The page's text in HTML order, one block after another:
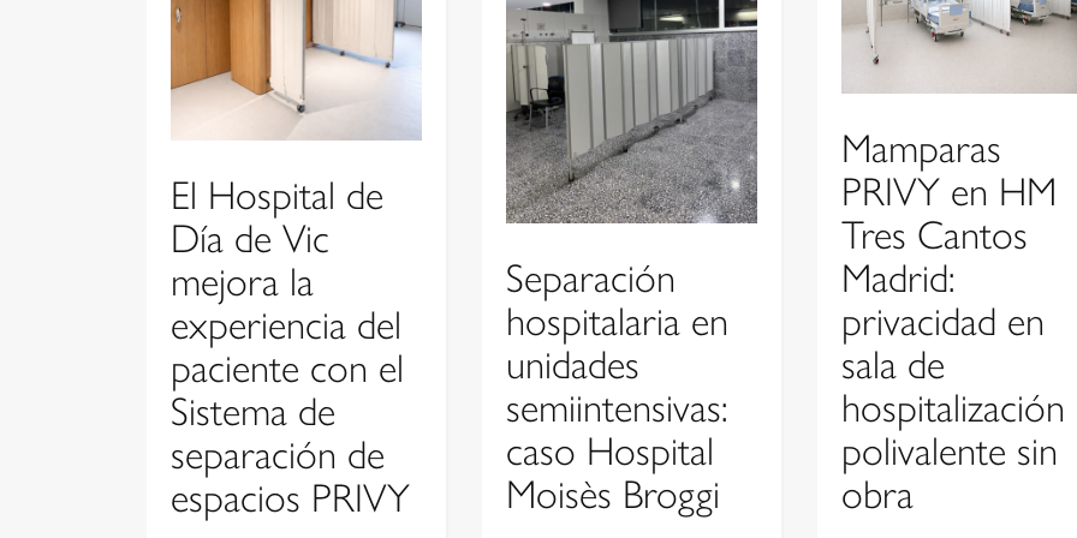
El Hospital de
Día de Vic
mejora la
experiencia del
paciente con el
Sistema de
separación de
espacios PRIVY
Separación
hospitalaria en
unidades
semiintensivas:
caso Hospital
Moisès Broggi
Mamparas
PRIVY en HM
Tres Cantos
Madrid:
privacidad en
sala de
hospitalización
polivalente sin
obra